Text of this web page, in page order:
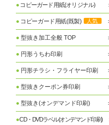
● コピーガード用紙(オリジナル)
● コピーガード用紙(既製) 人気
● 型抜き加工全般 TOP
● 円形うちわ印刷
● 円形チラシ・フライヤー印刷
● 型抜きクーポン券印刷
● 型抜き(オンデマンド印刷)
●CD・DVDラベル(オンデマンド印刷)